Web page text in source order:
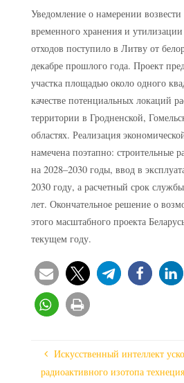
Уведомление о намерении
временного хранения и
отходов поступило в Литву от
декабре прошлого года. Проект
участка площадью около одного
качестве потенциальных локаций
территории в Гродненской,
областях. Реализация
намечена поэтапно: строительные
на 2028–2030 годы, ввод в
2030 году, а расчетный срок
лет. Окончательное решение о
этого масштабного проекта
текущем году.
Искусственный интеллект
радиоактивного изотопа технеция